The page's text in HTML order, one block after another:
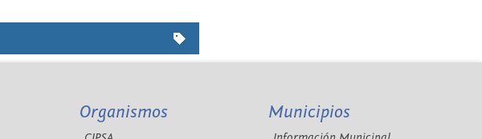
Organismos Municipios